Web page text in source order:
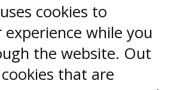
cookies to
while you
the website. Out
that are